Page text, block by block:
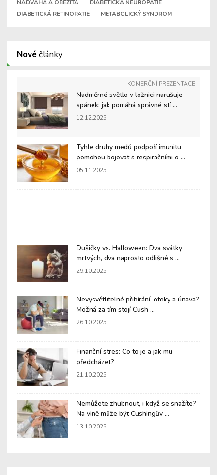
NADVÁHA A OBEZITA
DIABETICKÁ NEUROPATIE
DIABETICKÁ RETINOPATIE
METABOLICKÝ SYNDROM
Nové články
KOMERČNÍ PREZENTACE
Nadměrné světlo v ložnici narušuje
spánek: jak pomáhá správné stí ...
12.12.2025
Tyhle druhy medů podpoří imunitu
pomohou bojovat s respiračními o ...
05.11.2025
Dušičky vs. Halloween: Dva svátky
mrtvých, dva naprosto odlišné s ...
29.10.2025
Nevysvětlitelné přibírání, otoky a únava?
Možná za tím stojí Cush ...
26.10.2025
Finanční stres: Co to je a jak mu
předcházet?
21.10.2025
Nemůžete zhubnout, i když se snažíte?
Na vině může být Cushingův ...
13.10.2025